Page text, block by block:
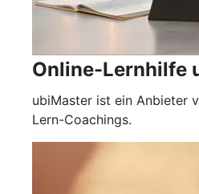
Online-Lernhilfe
ubiMaster ist ein Anbieter
Lern-Coachings.